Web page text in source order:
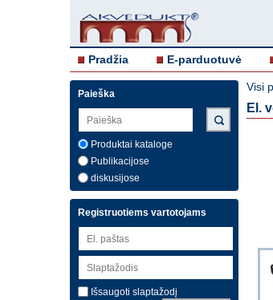
Pradžia E-parduotuvė
Paieška
Produktai kataloge
Publikacijose
diskusijose
Registruotiems vartotojams
Išsaugoti slaptažodį
Visi
El.